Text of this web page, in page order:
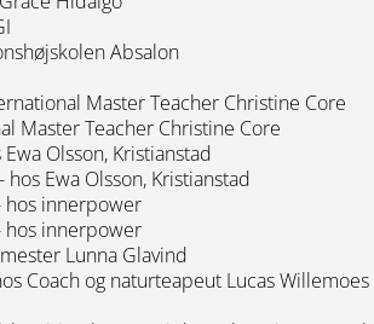
Absalon
Master Teacher Christine Core
Master Teacher Christine Core
Olsson, Kristianstad
Ewa Olsson, Kristianstad
hos innerpower
hos innerpower
Lunna Glavind
Coach og naturteapeut Lucas Willemoes